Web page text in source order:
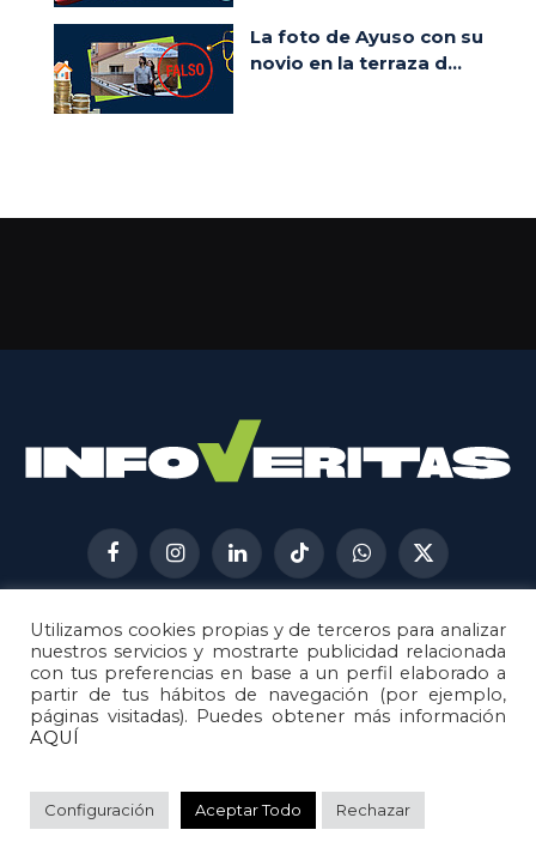
La foto de Ayuso con su
novio en la terraza d...
FacebookInstagramLinkedInTikTokWhatsApp
X
(Twitter)
AVISO LEGAL
METODOLOGÍA
POLÍTICA DE COOKIES
POLÍTICA DE CORRECCIONES
© 2026Metech. Todos los derechos reservados.
Utilizamos cookies propias y de terceros para analizar
nuestros servicios y mostrarte publicidad relacionada
con tus preferencias en base a un perfil elaborado a
partir de tus hábitos de navegación (por ejemplo,
páginas visitadas). Puedes obtener más información
AQUÍ
Configuración Aceptar Todo Rechazar